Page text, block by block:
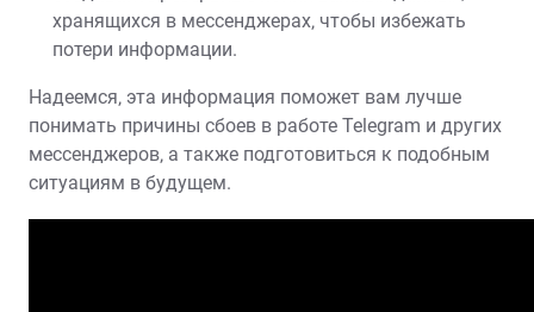
хранящихся в мессенджерах‚ чтобы избежать
потери информации.
Надеемся‚ эта информация поможет вам лучше
понимать причины сбоев в работе Telegram и других
мессенджеров‚ а также подготовиться к подобным
ситуациям в будущем.